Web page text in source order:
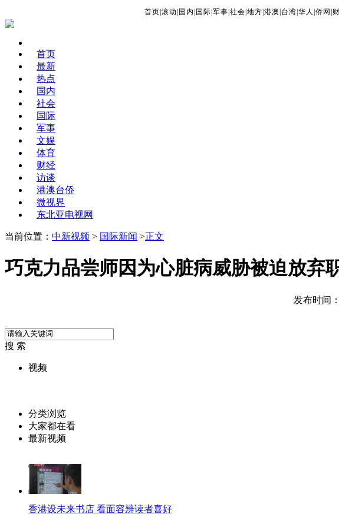
首页 滚动 国内 国际 军事 社会 地方 港澳 台湾 华人 侨网
首页
最新
热点
国内
社会
国际
军事
文娱
体育
财经
访谈
港澳台侨
微视界
东北亚电视网
当前位置： 中新视频 > 国际新闻 >正文
巧克力品尝师因为心脏病威胁被迫放弃
发布时间
搜 索
视频
分类浏览
大家都在看
最新视频
香港设未来书店 看面容辨读者喜好